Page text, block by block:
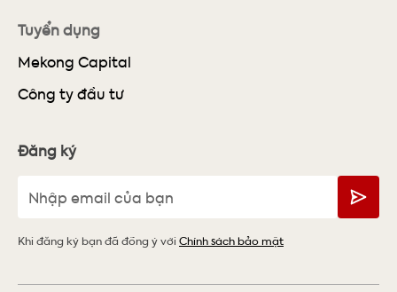
Tuyển dụng
Mekong Capital
Công ty đầu tư
Đăng ký
Khi đăng ký bạn đã đồng ý với Chính sách bảo mật